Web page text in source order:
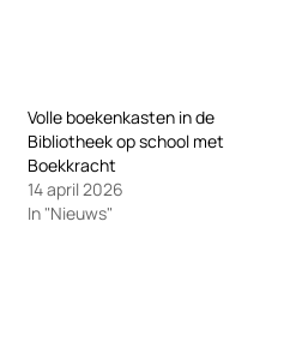
Volle boekenkasten in de
Bibliotheek op school met
Boekkracht
14 april 2026
In "Nieuws"